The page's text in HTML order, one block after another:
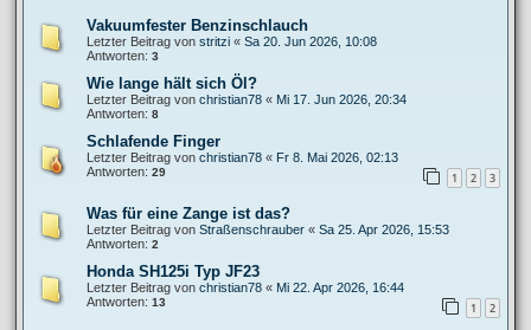
Vakuumfester Benzinschlauch
Letzter Beitrag von stritzi « Sa 20. Jun 2026, 10:08
Antworten: 3
Wie lange hält sich Öl?
Letzter Beitrag von christian78 « Mi 17. Jun 2026, 20:34
Antworten: 8
Schlafende Finger
Letzter Beitrag von christian78 « Fr 8. Mai 2026, 02:13
Antworten: 29 1 2 3
Was für eine Zange ist das?
Letzter Beitrag von Straßenschrauber « Sa 25. Apr 2026, 15:53
Antworten: 2
Honda SH125i Typ JF23
Letzter Beitrag von christian78 « Mi 22. Apr 2026, 16:44
Antworten: 13 1 2